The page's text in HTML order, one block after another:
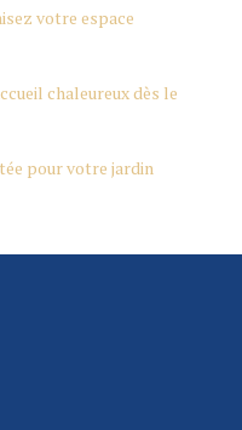
votre espace
chaleureux dès le
pour votre jardin